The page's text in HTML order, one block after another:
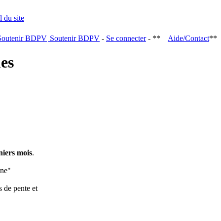
Soutenir BDPV - Se connecter- ** Aide/Contact**
mois.
de pente et